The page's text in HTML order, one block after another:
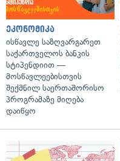
ეკონომიკა
ისწავლე საზღვარგარეთ
საქართველოს ბანკის
სტიპენდიით —
მოსწავლეებისთვის
შექმნილ საერთაშორისო
პროგრამაზე მიღება
დაიწყო